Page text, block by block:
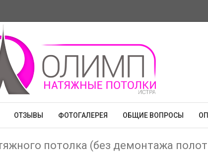
ОТЗЫВЫ ФОТОГАЛЕРЕЯ ОБЩИЕ ВОПРОСЫ
потолка (без демонтажа